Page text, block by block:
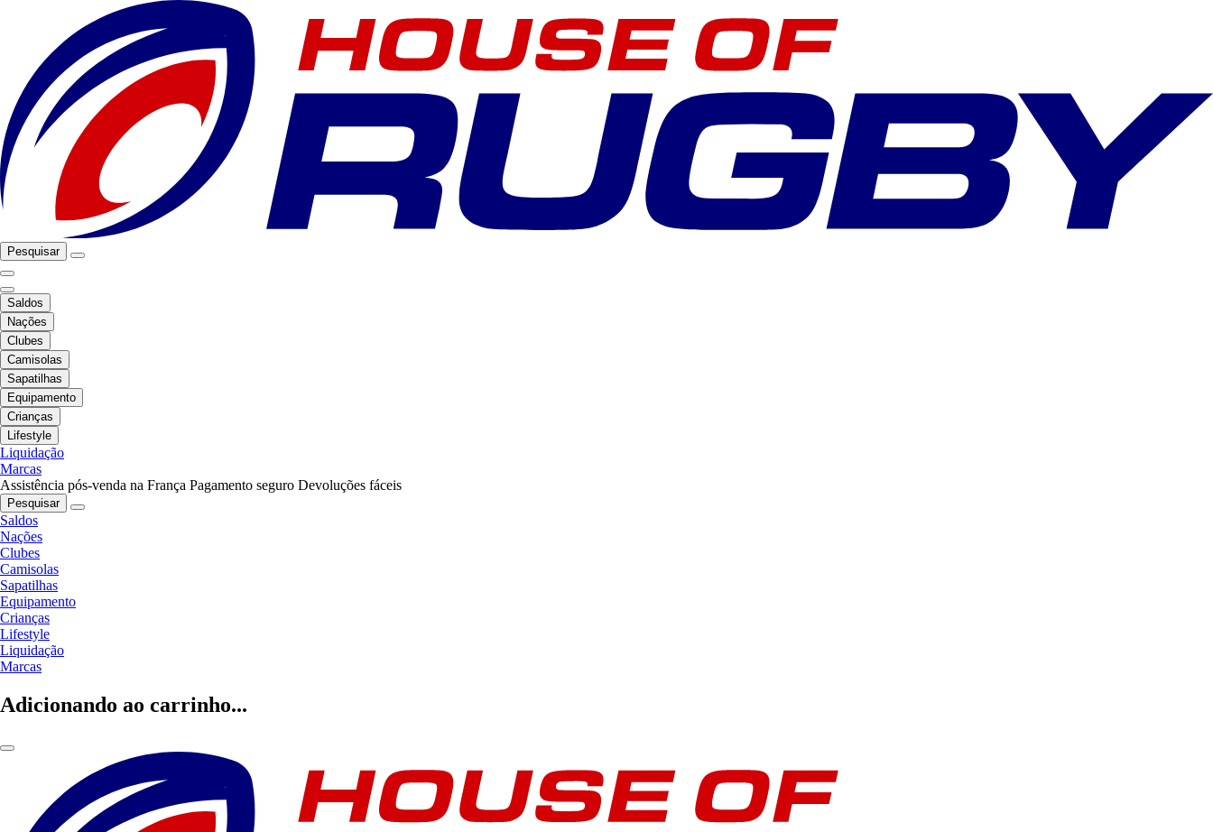
Pesquisar
Saldos
Nações
Clubes
Camisolas
Sapatilhas
Equipamento
Crianças
Lifestyle
Liquidação
Marcas
Assistência pós-venda na França Pagamento seguro Devoluções fáceis
Pesquisar
Saldos
Nações
Clubes
Camisolas
Sapatilhas
Equipamento
Crianças
Lifestyle
Liquidação
Marcas
Adicionando ao carrinho...